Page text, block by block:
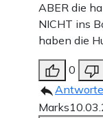
ABER die
NICHT ins
haben die
0
Marks